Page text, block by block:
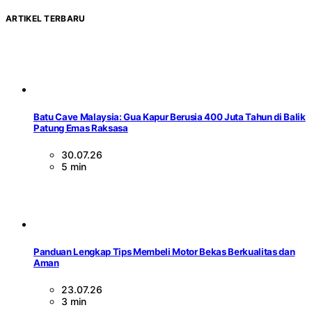
ARTIKEL TERBARU
Batu Cave Malaysia: Gua Kapur Berusia 400 Juta Tahun di Balik
Patung Emas Raksasa
30.07.26
5 min
Panduan Lengkap Tips Membeli Motor Bekas Berkualitas dan
Aman
23.07.26
3 min